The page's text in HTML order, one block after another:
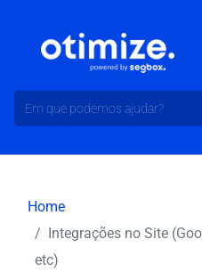
Home
Integrações no Site
etc)